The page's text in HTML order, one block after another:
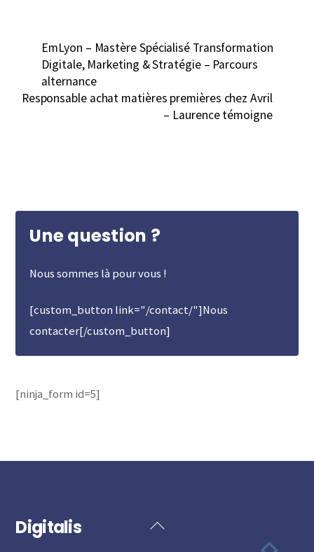
EmLyon – Mastère Spécialisé Transformation
Digitale, Marketing & Stratégie – Parcours
alternance
Responsable achat matières premières chez Avril
– Laurence témoigne
Une question ?
Nous sommes là pour vous !
[custom_button link="/contact/"]Nous
contacter[/custom_button]
[ninja_form id=5]
Back
Digitalis